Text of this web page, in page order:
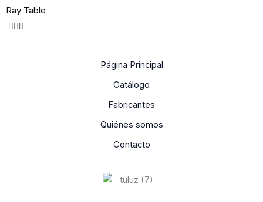
Ray Table
Página Principal
Catálogo
Fabricantes
Quiénes somos
Contacto